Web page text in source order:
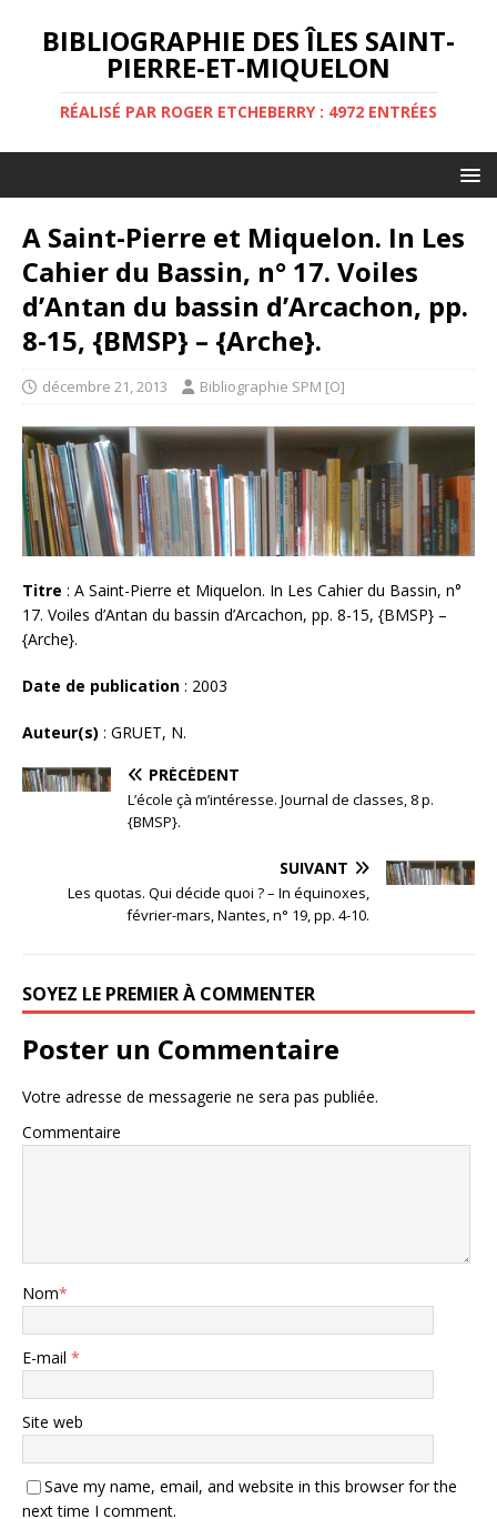
BIBLIOGRAPHIE DES ÎLES SAINT-
PIERRE-ET-MIQUELON
RÉALISÉ PAR ROGER ETCHEBERRY : 4972 ENTRÉES
A Saint-Pierre et Miquelon. In Les
Cahier du Bassin, n° 17. Voiles
d’Antan du bassin d’Arcachon, pp.
8-15, {BMSP} – {Arche}.
décembre 21, 2013 Bibliographie SPM [O]
Titre : A Saint-Pierre et Miquelon. In Les Cahier du Bassin, n°
17. Voiles d’Antan du bassin d’Arcachon, pp. 8-15, {BMSP} –
{Arche}.
Date de publication : 2003
Auteur(s) : GRUET, N.
PRÉCÉDENT
L’école çà m’intéresse. Journal de classes, 8 p.
{BMSP}.
SUIVANT
Les quotas. Qui décide quoi ? – In équinoxes,
février-mars, Nantes, n° 19, pp. 4-10.
SOYEZ LE PREMIER À COMMENTER
Poster un Commentaire
Votre adresse de messagerie ne sera pas publiée.
Commentaire
Nom*
E-mail *
Site web
Save my name, email, and website in this browser for the
next time I comment.